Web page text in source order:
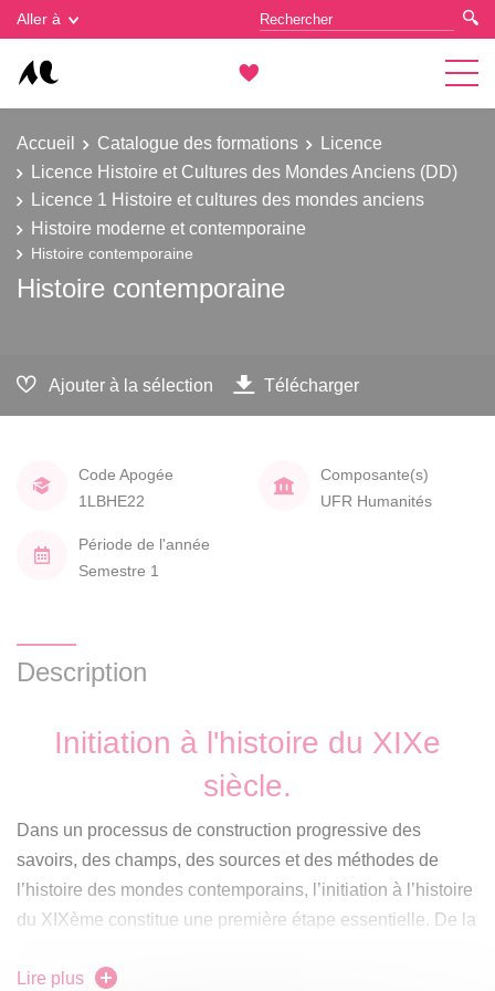
Aller à
Accueil Catalogue des formations
Licence
Licence Histoire et Cultures des Mondes Anciens (DD)
Licence 1 Histoire et cultures des mondes anciens
Histoire moderne et contemporaine
Histoire contemporaine
Histoire contemporaine
Ajouter à la sélection Télécharger
Code Apogée
1LBHE22
Composante(s)
UFR Humanités
Période de l'année
Semestre 1
Description
Initiation à l'histoire du XIXe
siècle.
Dans un processus de construction progressive des
savoirs, des champs, des sources et des méthodes de
l’histoire des mondes contemporains, l’initiation à l’histoire
du XIXème constitue une première étape essentielle. De la
Grande Guerre en 1914, il s’agit de montrer comment le
Lire plus
Gestion des cookies